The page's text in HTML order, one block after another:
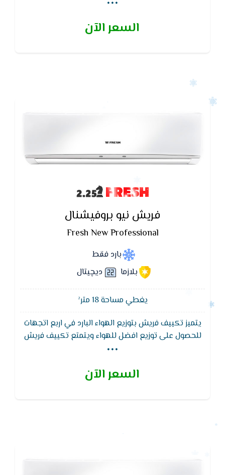
السعر الآن
FRESH
فريش نيو بروفيشنال
Fresh New Professional
بارد فقط
بلازما
ديچيتال
يغطي مساحة 18 متر²
يتميز تكييف فريش بتوزيع الهواء البارد في اربع اتجهات
للحصول على توزيع افضل للهواء ويتمتع تكييف فريش
ايضا بشكل جذاب , خاصية االبلازما التى تعمل على القضاء
...
السعر الآن